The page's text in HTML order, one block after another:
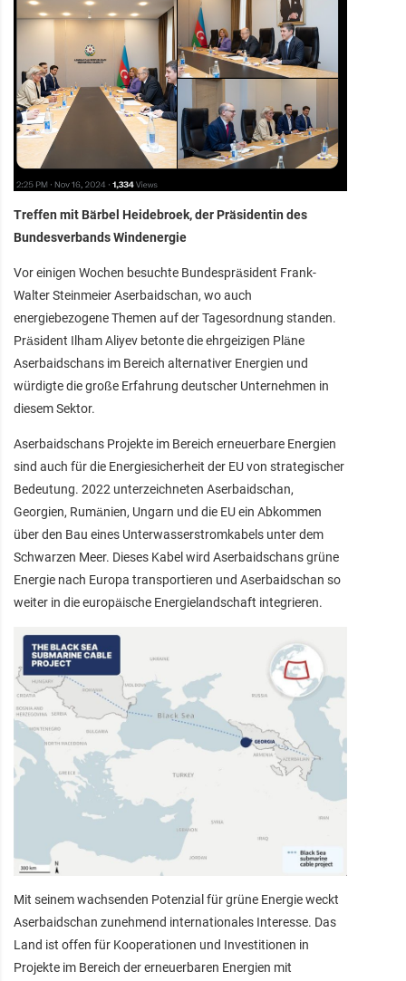
Treffen mit Bärbel Heidebroek, der Präsidentin des
Bundesverbands Windenergie
Vor einigen Wochen besuchte Bundespräsident Frank-
Walter Steinmeier Aserbaidschan, wo auch
energiebezogene Themen auf der Tagesordnung standen.
Präsident Ilham Aliyev betonte die ehrgeizigen Pläne
Aserbaidschans im Bereich alternativer Energien und
würdigte die große Erfahrung deutscher Unternehmen in
diesem Sektor.
Aserbaidschans Projekte im Bereich erneuerbare Energien
sind auch für die Energiesicherheit der EU von strategischer
Bedeutung. 2022 unterzeichneten Aserbaidschan,
Georgien, Rumänien, Ungarn und die EU ein Abkommen
über den Bau eines Unterwasserstromkabels unter dem
Schwarzen Meer. Dieses Kabel wird Aserbaidschans grüne
Energie nach Europa transportieren und Aserbaidschan so
weiter in die europäische Energielandschaft integrieren.
Mit seinem wachsenden Potenzial für grüne Energie weckt
Aserbaidschan zunehmend internationales Interesse. Das
Land ist offen für Kooperationen und Investitionen in
Projekte im Bereich der erneuerbaren Energien mit